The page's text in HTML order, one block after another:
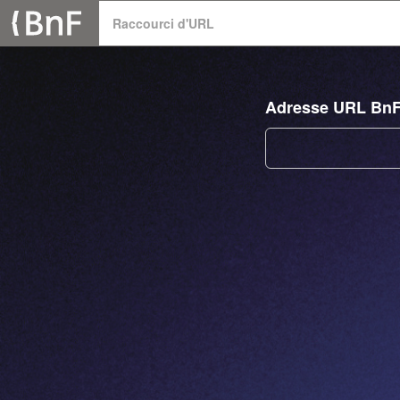
Panneau de gestion des cookies
Raccourci d'URL
Adresse URL